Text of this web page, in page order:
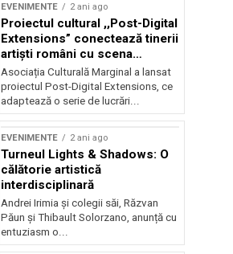
EVENIMENTE 2 ani ago
Proiectul cultural ,,Post-Digital
Extensions” conectează tinerii
artiști români cu scena
internațională
Asociația Culturală Marginal a lansat
proiectul Post-Digital Extensions, ce
adaptează o serie de lucrări...
EVENIMENTE 2 ani ago
Turneul Lights & Shadows: O
călătorie artistică
interdisciplinară
Andrei Irimia și colegii săi, Răzvan
Păun și Thibault Solorzano, anunță cu
entuziasm o...